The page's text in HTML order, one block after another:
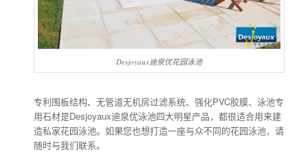
Desjoyaux迪泉优花园泳池
专利围板结构、无管道无机房过滤系统、强化PVC胶膜、泳池专
用石材是Desjoyaux迪泉优泳池四大明星产品，都很适合用来建
造私家花园泳池。如果您也想打造一座与众不同的花园泳池，请
随时与我们联系。